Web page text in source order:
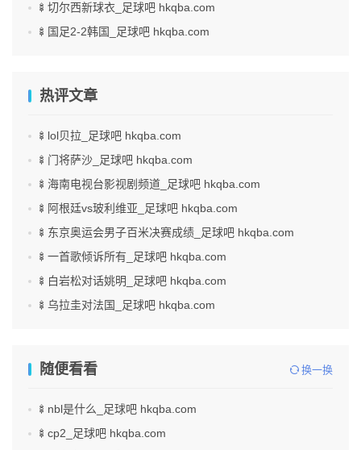
🍢切尔西新球衣_足球吧 hkqba.com
🍢国足2-2韩国_足球吧 hkqba.com
热评文章
🍢lol贝拉_足球吧 hkqba.com
🍢门将萨沙_足球吧 hkqba.com
🍢海南电视台影视剧频道_足球吧 hkqba.com
🍢阿根廷vs玻利维亚_足球吧 hkqba.com
🍢东京奥运会男子百米决赛成绩_足球吧 hkqba.com
🍢一首歌倾诉所有_足球吧 hkqba.com
🍢白岩松对话姚明_足球吧 hkqba.com
🍢乌拉圭对法国_足球吧 hkqba.com
随便看看 换一换
🍢nbl是什么_足球吧 hkqba.com
🍢cp2_足球吧 hkqba.com